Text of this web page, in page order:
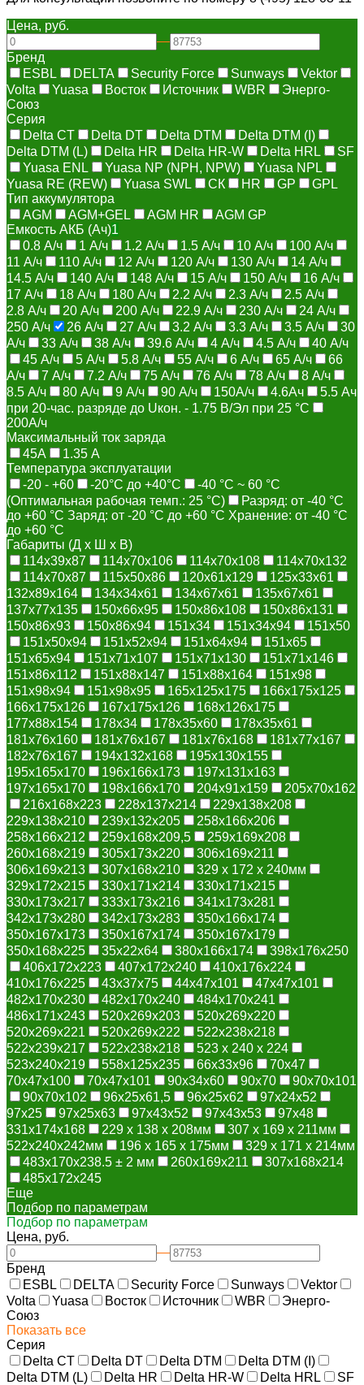
Цена, руб.
—
Бренд
ESBL
DELTA Security Force Sunways
Vektor
Volta
Yuasa Восток Источник WBR
Энерго-
Союз
Серия
Delta CT
Delta DT Delta DTM
Delta DTM (I)
Delta DTM (L)
Delta HR Delta HR-W Delta HRL
SF
Yuasa ENL
Yuasa NP (NPH, NPW)
Yuasa NPL
Yuasa RE (REW)
Yuasa SWL СК HR GP
GPL
Тип аккумулятора
AGM
AGM+GEL AGM HR
AGM GP
Емкость АКБ (Ач)1
0.8 А/ч
1 А/ч 1.2 А/ч 1.5 А/ч 10 А/ч
100 А/ч
11 А/ч
110 А/ч 12 А/ч 120 А/ч 130 А/ч
14 А/ч
14.5 А/ч
140 А/ч 148 А/ч 15 А/ч 150 А/ч
16 А/ч
17 А/ч
18 А/ч 180 А/ч 2.2 А/ч 2.3 А/ч
2.5 А/ч
2.8 А/ч
20 А/ч 200 А/ч 22.9 А/ч 230 А/ч
24 А/ч
250 А/ч
26 А/ч 27 А/ч 3.2 А/ч 3.3 А/ч 3.5 А/ч
30
А/ч
33 А/ч 38 А/ч 39.6 А/ч 4 А/ч 4.5 А/ч
40 А/ч
45 А/ч
5 А/ч 5.8 А/ч 55 А/ч 6 А/ч 65 А/ч
66
А/ч
7 А/ч 7.2 А/ч 75 А/ч 76 А/ч 78 А/ч
8 А/ч
8.5 А/ч
80 А/ч 9 А/ч 90 А/ч 150А/ч 4.6Ач
5.5 Aч
при 20-час. разряде до Uкон. - 1.75 В/Эл при 25 °C
200А/ч
Максимальный ток заряда
45А
1.35 A
Температура эксплуатации
-20 - +60
-20°С до +40°С
-40 °C ~ 60 °C
(Оптимальная рабочая темп.: 25 °C)
Разряд: от -40 °С
до +60 °С Заряд: от -20 °С до +60 °С Хранение: от -40 °С
до +60 °С
Габариты (Д х Ш х В)
114x39x87
114x70x106 114x70x108
114x70x132
114x70x87
115x50x86 120x61x129
125x33x61
132x89x164
134x34x61 134x67x61
135x67x61
137x77x135
150x66x95 150x86x108
150x86x131
150x86x93
150x86x94 151x34 151x34x94
151x50
151x50x94
151x52x94 151x64x94
151x65
151x65x94
151x71x107 151x71x130
151x71x146
151x86x112
151x88x147 151x88x164
151x98
151x98x94
151x98x95 165x125x175
166x175x125
166x175x126
167x175x126
168x126x175
177x88x154
178x34 178x35x60
178x35x61
181x76x160
181x76x167 181x76x168
181x77x167
182x76x167
194x132x168
195x130x155
195x165x170
196x166x173
197x131x163
197x165x170
198x166x170 204x91x159
205x70x162
216x168x223
228x137x214
229x138x208
229x138x210
239x132x205
258x166x206
258x166x212
259x168x209,5
259x169x208
260x168x219
305x173x220
306x169x211
306x169x213
307x168x210
329 х 172 х 240мм
329x172x215
330x171x214
330x171x215
330x173x217
333x173x216
341x173x281
342x173x280
342x173x283
350x166x174
350x167x173
350x167x174
350x167x179
350x168x225
35x22x64 380x166x174
398x176x250
406x172x223
407x172x240
410x176x224
410x176x225
43x37x75 44x47x101
47x47x101
482x170x230
482x170x240
484x170x241
486x171x243
520x269x203
520x269x220
520x269x221
520x269x222
522x238x218
522x239x217
522х238х218
523 х 240 х 224
523x240x219
558x125x235 66x33x96
70x47
70x47x100
70x47x101 90x34x60 90x70
90x70x101
90x70x102
96x25x61,5 96x25x62
97x24x52
97x25
97x25x63 97x43x52 97x43x53
97x48
331х174х168
229 x 138 x 208мм
307 x 169 x 211мм
522х240х242мм
196 x 165 x 175мм
329 x 171 x 214мм
483х170х238.5 ± 2 мм
260х169х211
307х168х214
485x172x245
Еще
Подбор по параметрам
Подбор по параметрам
Цена, руб.
—
Бренд
ESBL
DELTA Security Force Sunways
Vektor
Volta
Yuasa Восток Источник WBR
Энерго-
Союз
Показать все
Серия
Delta CT
Delta DT Delta DTM
Delta DTM (I)
Delta DTM (L)
Delta HR Delta HR-W Delta HRL
SF